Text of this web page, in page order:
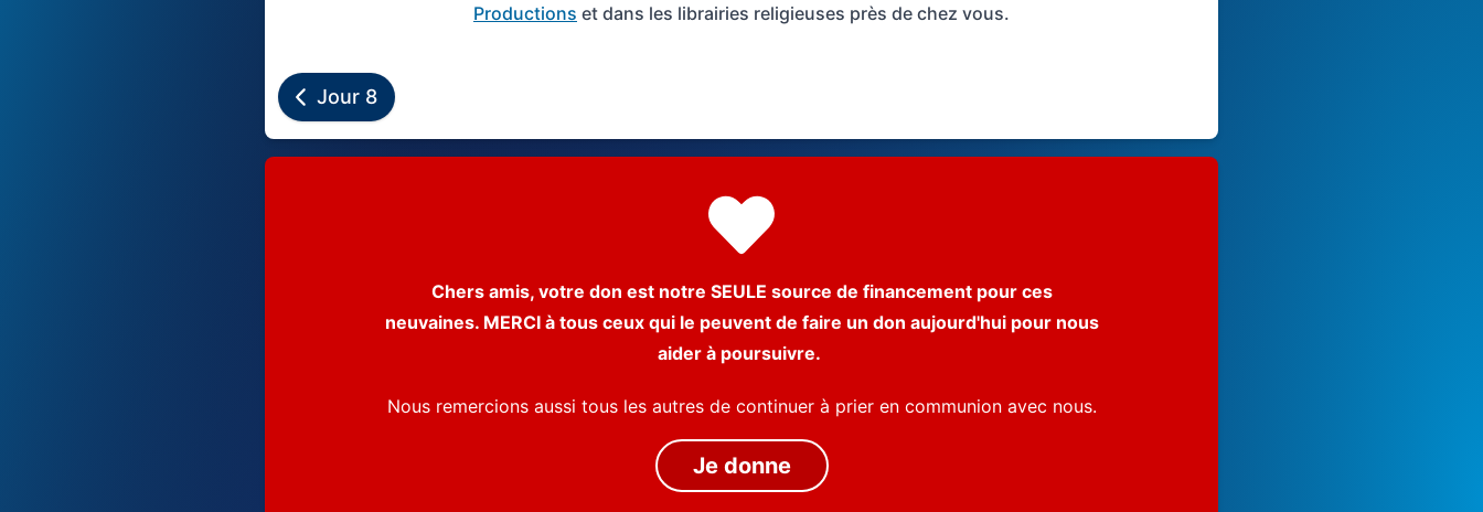
Productions et dans les librairies religieuses près de chez vous.
Jour 8
Chers amis, votre don est notre SEULE source de financement pour ces
neuvaines. MERCI à tous ceux qui le peuvent de faire un don aujourd'hui pour nous
aider à poursuivre.
Nous remercions aussi tous les autres de continuer à prier en communion avec nous.
Je donne